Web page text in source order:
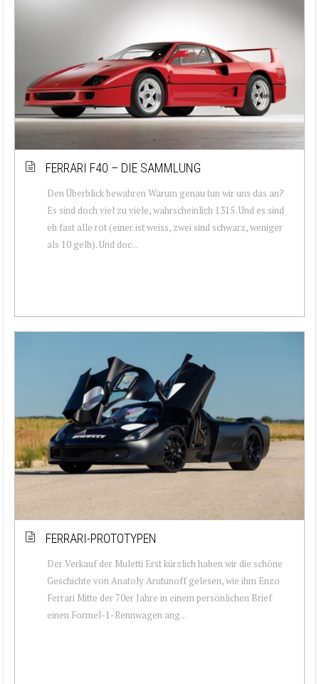
FERRARI F40 – DIE SAMMLUNG
Den Überblick bewahren Warum genau tun wir uns das an?
Es sind doch viel zu viele, wahrscheinlich 1315. Und es sind
eh fast alle rot (einer ist weiss, zwei sind schwarz, weniger
als 10 gelb). Und doc...
FERRARI-PROTOTYPEN
Der Verkauf der Muletti Erst kürzlich haben wir die schöne
Geschichte von Anatoly Arutunoff gelesen, wie ihm Enzo
Ferrari Mitte der 70er Jahre in einem persönlichen Brief
einen Formel-1-Rennwagen ang...